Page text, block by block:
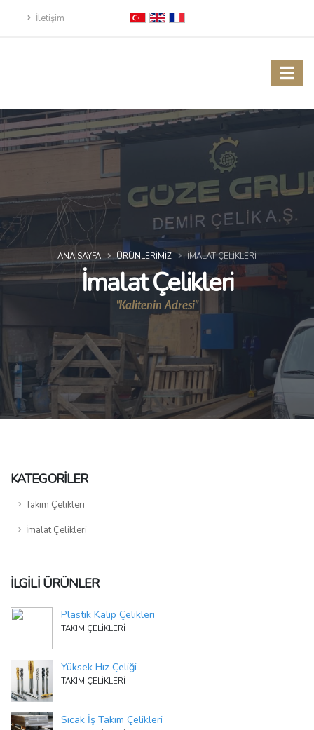
İletişim
İmalat Çelikleri
"Kalitenin Adresi"
ANA SAYFA ÜRÜNLERIMIZ İMALAT ÇELIKLERI
KATEGORILER
Takım Çelikleri
İmalat Çelikleri
İLGILI ÜRÜNLER
Plastik Kalıp Çelikleri
TAKIM ÇELIKLERI
Yüksek Hız Çeliği
TAKIM ÇELIKLERI
Sıcak İş Takım Çelikleri